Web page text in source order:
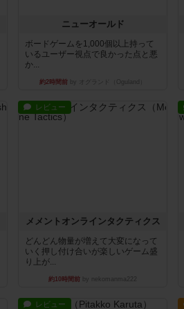
ニューオールド
ボードゲームを1,000個以上持って
いるユーザー視点で良かった点と悪
か...
約2時間前
レビュー
メメントオンラインタクティクス
どんどん物量が増えて大変になって
いく押し付け合いが楽しいゲーム盛
り上が...
約10時間前
レビュー